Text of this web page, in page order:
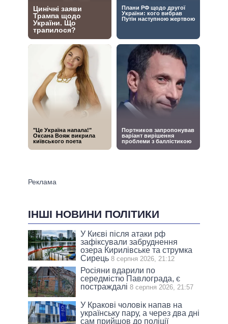
ІНШІ НОВИНИ ПОЛІТИКИ
У Києві після атаки рф
зафіксували забруднення
озера Кирилівське та струмка
Сирець 8 серпня 2026, 21:12
Росіяни вдарили по
середмістю Павлограда, є
постраждалі 8 серпня 2026, 21:57
У Кракові чоловік напав на
українську пару, а через два дні
сам прийшов до поліції